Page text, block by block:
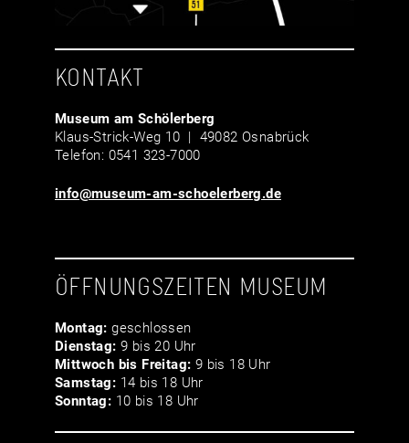
KONTAKT
Museum am Schölerberg
Klaus-Strick-Weg 10 | 49082 Osnabrück
Telefon: 0541 323-7000
info@museum-am-schoelerberg.de
ÖFFNUNGSZEITEN MUSEUM
Montag: geschlossen
Dienstag: 9 bis 20 Uhr
Mittwoch bis Freitag: 9 bis 18 Uhr
Samstag: 14 bis 18 Uhr
Sonntag: 10 bis 18 Uhr